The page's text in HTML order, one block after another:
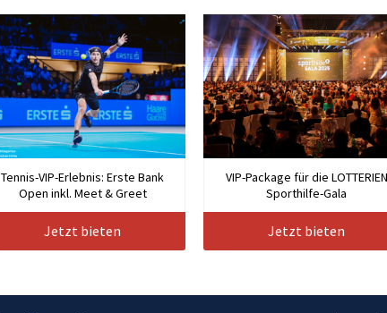
Tennis-VIP-Erlebnis: Erste Bank
Open inkl. Meet & Greet
Jetzt bieten
VIP-Package für die LOTTERIEN
Sporthilfe-Gala
Jetzt bieten